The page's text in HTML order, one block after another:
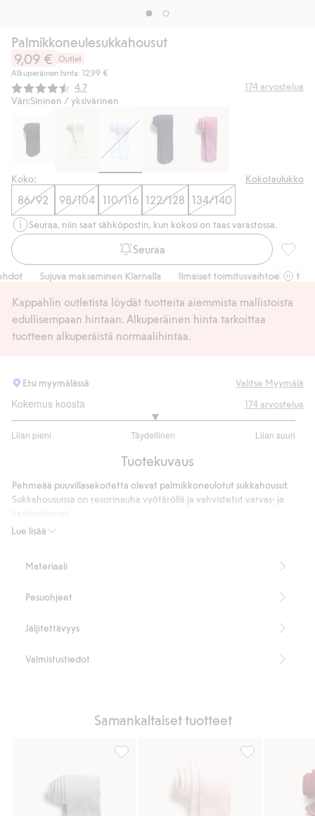
Palmikkoneulesukkahousut
9,09 €
Outlet
Alkuperäinen hinta: 12,99 €
Keskimääräinen luokitus:
4.7 174arvostelua
Väri:Sininen / yksivärinen
Koko: Kokotaulukko
86/92 98/104 110/116 122/128 134/140
Seuraa, niin saat sähköpostin, kun kokosi on taas varastossa.
Seuraa
Sujuva maksaminen Klarnalla Ilmaiset toimitusvaihtoehdot
Kappahlin outletista löydät tuotteita aiemmista mallistoista
edullisempaan hintaan. Alkuperäinen hinta tarkoittaa
tuotteen alkuperäistä normaalihintaa.
Etsi myymälässä Valitse Myymälä
Kokemus koosta
Liian pieni Täydellinen Liian suuri
/
ääneen
174arvostelua
Tuotekuvaus
Lue lisää
Pehmeää puuvillasekoitetta olevat palmikkoneulotut sukkahousut.
Sukkahousuissa on resorinauha vyötäröllä ja vahvistetut varvas- ja
Sisältää 60 % luomupuuvillaa.
Materiaali
Pesuohjeet
Jäljitettävyys
Valmistustiedot
Samankaltaiset tuotteet
Kuvioneulotut